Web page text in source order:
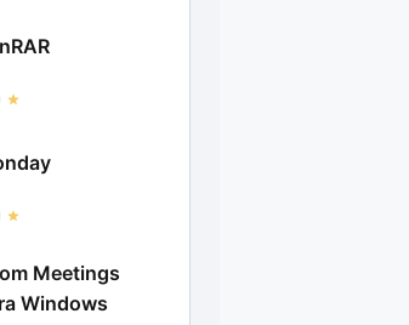
Meetings
Windows